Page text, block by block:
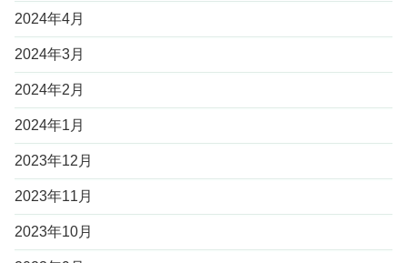
2024年4月
2024年3月
2024年2月
2024年1月
2023年12月
2023年11月
2023年10月